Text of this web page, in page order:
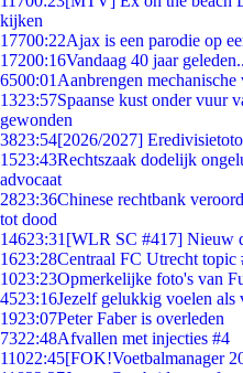
kijken
17700:22Ajax is een parodie op
17200:16Vandaag 40 jaar
6500:01 Aanbrengen
1323:57Spaanse kust onder vuur
gewonden
3823:54[2026/2027]
1523:43Rechtszaak dodelijk
advocaat
2823:36Chinese rechtbank
tot dood
14623:31 [WLR SC #417] Nieuw
1623:28Centraal FC Utrecht topic
1023:23Opmerkelijke foto's van
4523:16Jezelf gelukkig voelen
1923:07Peter Faber is overleden
7322:48Afvallen met injecties #4
11022:45[FOK!Voetbalmanager